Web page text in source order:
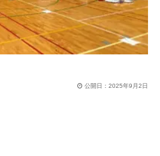
公開日： 2025年9月2日